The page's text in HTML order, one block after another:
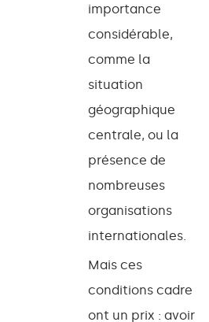
importance
considérable,
comme la
situation
géographique
centrale, ou la
présence de
nombreuses
organisations
internationales.
Mais ces
conditions cadre
ont un prix : avoir